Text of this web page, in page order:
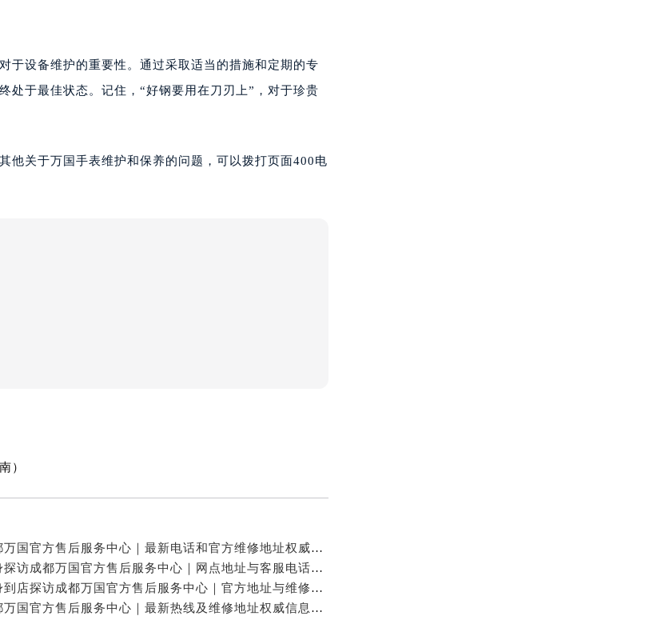
于设备维护的重要性。通过采取适当的措施和定期的专
处于最佳状态。记住，“好钢要用在刀刃上”，对于珍贵
他关于万国手表维护和保养的问题，可以拨打页面400电
）
成都万国官方售后服务中心｜最新电话和官方维修地址权威信息公示（2026年7月最新）
亲身探访成都万国官方售后服务中心｜网点地址与客服电话（2026年7月最新）
亲身到店探访成都万国官方售后服务中心｜官方地址与维修热线（2026年7月最新）
成都万国官方售后服务中心｜最新热线及维修地址权威信息公示（2026年7月最新）